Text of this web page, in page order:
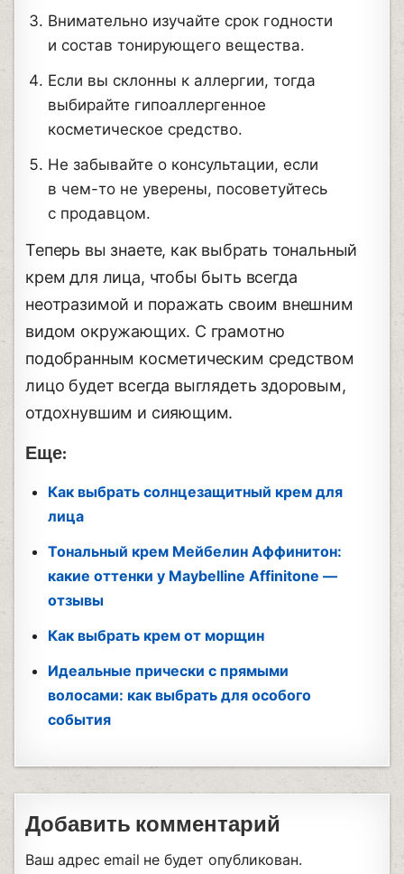
Внимательно изучайте срок годности
и состав тонирующего вещества.
Если вы склонны к аллергии, тогда
выбирайте гипоаллергенное
косметическое средство.
Не забывайте о консультации, если
в чем-то не уверены, посоветуйтесь
с продавцом.
Теперь вы знаете, как выбрать тональный
крем для лица, чтобы быть всегда
неотразимой и поражать своим внешним
видом окружающих. С грамотно
подобранным косметическим средством
лицо будет всегда выглядеть здоровым,
отдохнувшим и сияющим.
Еще:
Как выбрать солнцезащитный крем для
лица
Тональный крем Мейбелин Аффинитон:
какие оттенки у Maybelline Affinitone —
отзывы
Как выбрать крем от морщин
Идеальные прически с прямыми
волосами: как выбрать для особого
события
Добавить комментарий
Ваш адрес email не будет опубликован.